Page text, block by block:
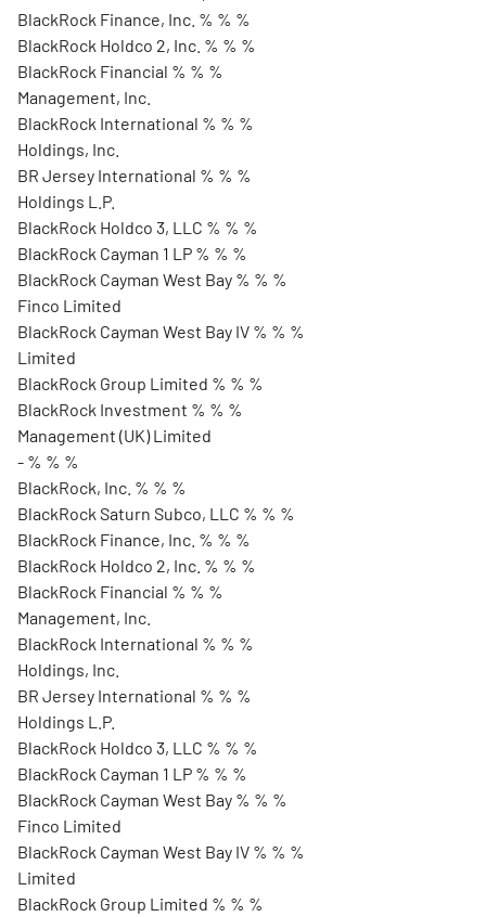
BlackRock Finance, Inc. % % %
BlackRock Holdco 2, Inc. % % %
BlackRock Financial % % %
Management, Inc.
BlackRock International % % %
Holdings, Inc.
BR Jersey International % % %
Holdings L.P.
BlackRock Holdco 3, LLC % % %
BlackRock Cayman 1 LP % % %
BlackRock Cayman West Bay % % %
Finco Limited
BlackRock Cayman West Bay IV % % %
Limited
BlackRock Group Limited % % %
BlackRock Investment % % %
Management (UK) Limited
- % % %
BlackRock, Inc. % % %
BlackRock Saturn Subco, LLC % % %
BlackRock Finance, Inc. % % %
BlackRock Holdco 2, Inc. % % %
BlackRock Financial % % %
Management, Inc.
BlackRock International % % %
Holdings, Inc.
BR Jersey International % % %
Holdings L.P.
BlackRock Holdco 3, LLC % % %
BlackRock Cayman 1 LP % % %
BlackRock Cayman West Bay % % %
Finco Limited
BlackRock Cayman West Bay IV % % %
Limited
BlackRock Group Limited % % %